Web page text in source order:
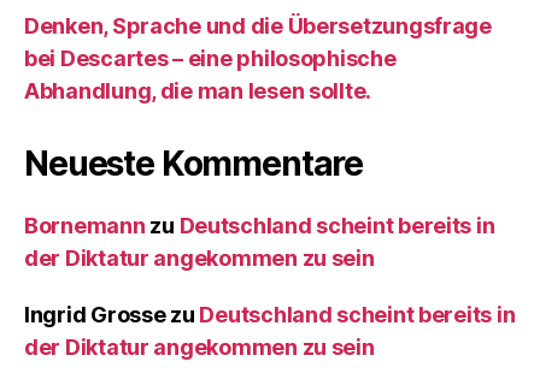
Denken, Sprache und die Übersetzungsfrage
bei Descartes – eine philosophische
Abhandlung, die man lesen sollte.
Neueste Kommentare
Bornemann zu Deutschland scheint bereits in
der Diktatur angekommen zu sein
Ingrid Grossezu Deutschland scheint bereits in
der Diktatur angekommen zu sein